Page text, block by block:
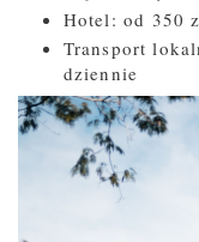
Hotel: od 350
Transport
dziennie